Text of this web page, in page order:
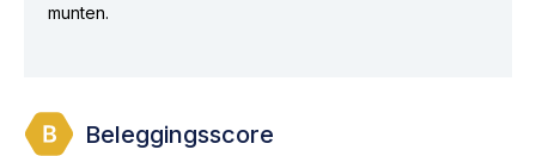
munten.
Beleggingsscore